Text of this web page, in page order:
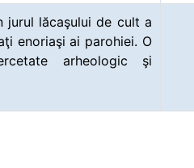
jurul lăcaşului de cult a
enoriaşi ai parohiei. O
arheologic şi